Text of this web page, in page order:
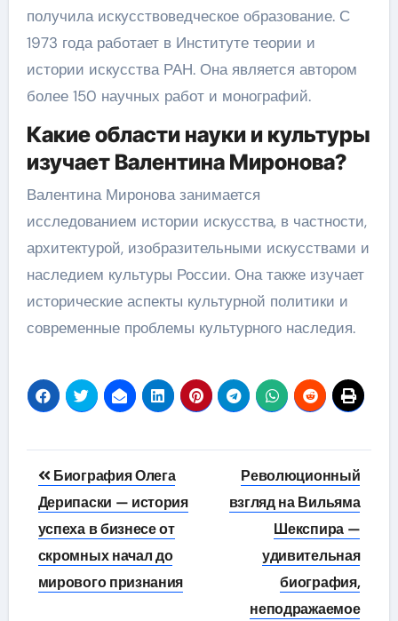
получила искусствоведческое образование. С
1973 года работает в Институте теории и
истории искусства РАН. Она является автором
более 150 научных работ и монографий.
Какие области науки и культуры
изучает Валентина Миронова?
Валентина Миронова занимается
исследованием истории искусства, в частности,
архитектурой, изобразительными искусствами и
наследием культуры России. Она также изучает
исторические аспекты культурной политики и
современные проблемы культурного наследия.
Навигация
по
записям
Биография Олега
Дерипаски — история
успеха в бизнесе от
скромных начал до
мирового признания
Революционный
взгляд на Вильяма
Шекспира —
удивительная
биография,
неподражаемое